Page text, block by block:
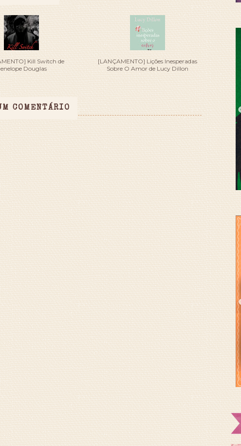
Kill Switch de
Douglas
[LANÇAMENTO] Lições Inesperadas
Sobre O Amor de Lucy Dillon
COMENTÁRIO